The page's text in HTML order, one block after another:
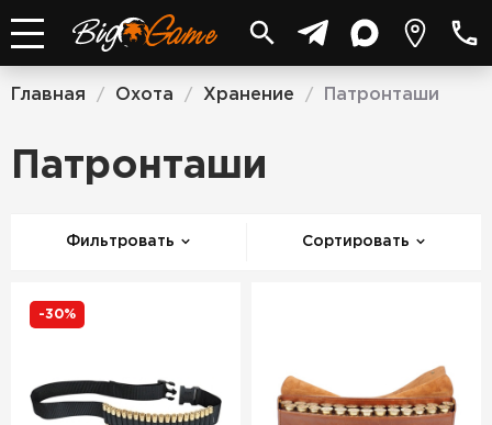
Главная / Охота / Хранение / Патронташи
Патронташи
Фильтровать Сортировать
-30%